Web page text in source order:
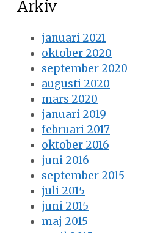
Arkiv
januari 2021
oktober 2020
september 2020
augusti 2020
mars 2020
januari 2019
februari 2017
oktober 2016
juni 2016
september 2015
juli 2015
juni 2015
maj 2015